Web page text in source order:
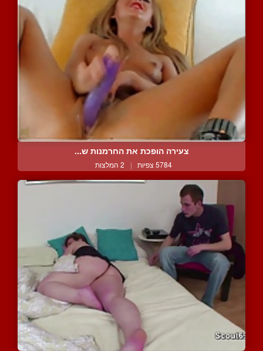
צעירה הופכת את החרמנות ש...
5784 צפיות | 2 המלצות